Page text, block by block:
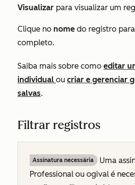
Visualizar para visualizar um
Clique no nome do registro
completo.
Saiba mais sobre como editar
individual ou criar e gerenciar
salvas.
Filtrar registros
Assinatura necessária Uma
Professional ou ogival é